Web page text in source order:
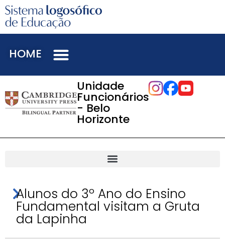
HOME
Unidade
Funcionários
- Belo
Horizonte
Alunos do 3º Ano do Ensino
Fundamental visitam a Gruta
da Lapinha